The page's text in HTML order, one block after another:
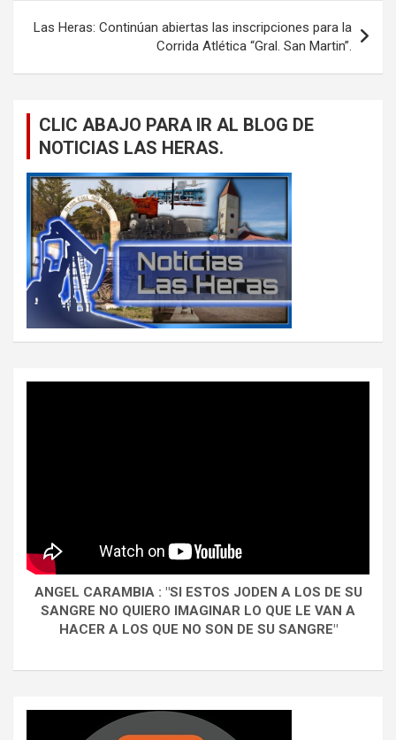
Las Heras: Continúan abiertas las inscripciones para la
Corrida Atlética “Gral. San Martin”.
CLIC ABAJO PARA IR AL BLOG DE
NOTICIAS LAS HERAS.
ANGEL CARAMBIA : "SI ESTOS JODEN A LOS DE SU
SANGRE NO QUIERO IMAGINAR LO QUE LE VAN A
HACER A LOS QUE NO SON DE SU SANGRE"